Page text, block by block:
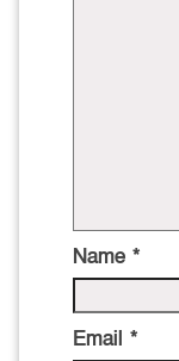
Name *
Email *